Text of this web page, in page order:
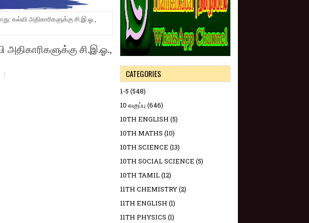
கல்வி அதிகாரிகளுக்கு சி.இ.ஓ.,
சி.இ.ஓ.,
CATEGORIES
1-5 (548)
10 வகுப்பு (646)
10TH ENGLISH (5)
10TH MATHS (10)
10TH SCIENCE (13)
10TH SOCIAL SCIENCE (5)
10TH TAMIL(12)
11TH CHEMISTRY(2)
11TH ENGLISH (1)
11TH PHYSICS (1)